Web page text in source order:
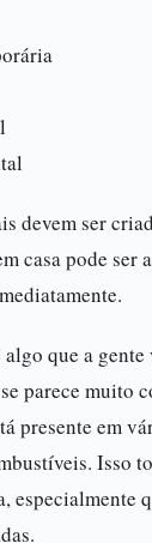
devem ser
casa pode ser
que a
parece muito
presente em
Isso
especialmente